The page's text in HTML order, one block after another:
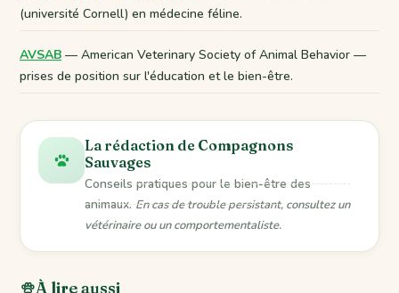
(université Cornell) en médecine féline.
AVSAB — American Veterinary Society of Animal Behavior —
prises de position sur l'éducation et le bien-être.
La rédaction de Compagnons
Sauvages
Conseils pratiques pour le bien-être des
animaux.En cas de trouble persistant, consultez un
vétérinaire ou un comportementaliste.
À lire aussi